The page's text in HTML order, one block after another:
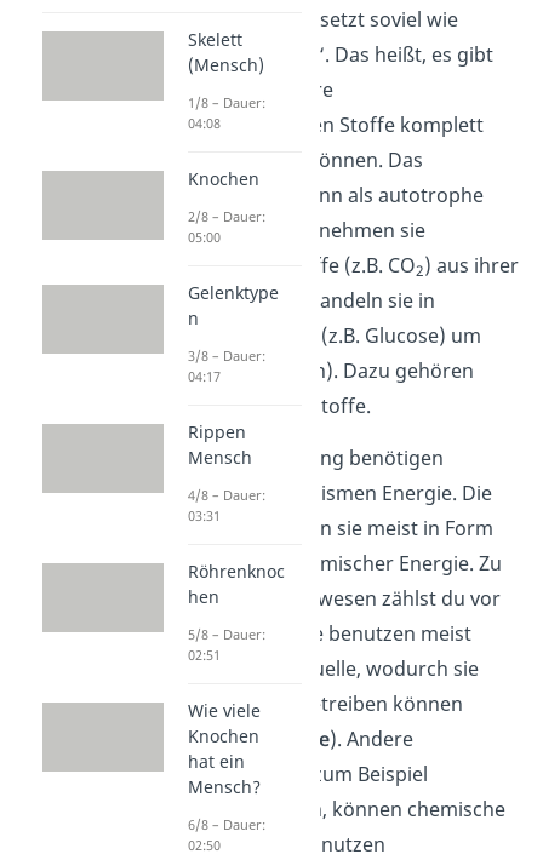
Griechischen übersetzt soviel wie
„Selbsternährung“. Das heißt, es gibt
Lebewesen, die ihre
lebensnotwendigen Stoffe komplett
selbst herstellen können. Das
bezeichnest du dann als autotrophe
Ernährung. Dafür nehmen sie
Stoffe (z.B. CO2) aus ihrer
Umwelt auf und wandeln sie in
Stoffe (z.B. Glucose) um
(Primärproduktion). Dazu gehören
Bau- und Reservestoffe.
Für die Umwandlung benötigen
autotrophe Organismen Energie. Die
Energie bekommen sie meist in Form
von Licht oder chemischer Energie. Zu
autotrophen Lebewesen zählst du vor
allemPflanzen
. Sie benutzen meist
Licht als Energiequelle, wodurch sie
Photosynthese
betreiben können
Photoautotrophie). Andere
Organismen, wie zum Beispiel
Schwefelbakterien, können chemische
Energie als Quelle nutzen
Skelett
(Mensch)
1/8 – Dauer:
04:08
Knochen
2/8 – Dauer:
05:00
Gelenktype
n
3/8 – Dauer:
04:17
Rippen
Mensch
4/8 – Dauer:
03:31
Röhrenknoc
hen
5/8 – Dauer:
02:51
Wie viele
Knochen
hat ein
Mensch?
6/8 – Dauer:
02:50